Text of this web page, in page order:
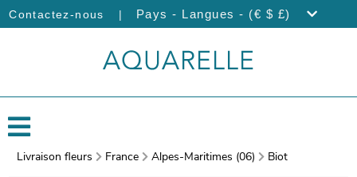
Contactez-nous | Pays - Langues - (€ $ £)
Livraison fleurs France Alpes-Maritimes (06) Biot